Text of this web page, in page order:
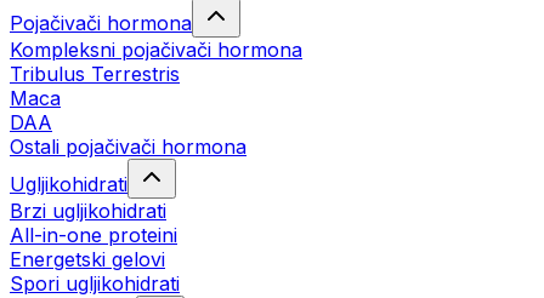
Pojačivači hormona
Kompleksni pojačivači hormona
Tribulus Terrestris
Maca
DAA
Ostali pojačivači hormona
Ugljikohidrati
Brzi ugljikohidrati
All-in-one proteini
Energetski gelovi
Spori ugljikohidrati